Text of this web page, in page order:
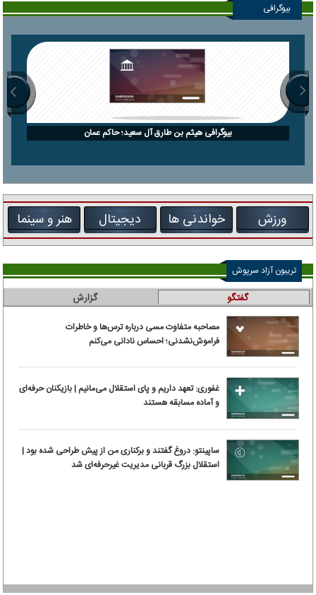
بیوگرافی
بیوگرافی هیثم بن طارق آل سعید؛ حاکم عمان
ورزش خواندنی ها دیجیتال هنر و سینما
تریبون آزاد سرپوش
گفتگو گزارش
مصاحبه متفاوت مسی درباره ترس‌ها و خاطرات
فراموش‌نشدنی؛ احساس نادانی می‌کنم
غفوری: تعهد داریم و پای استقلال می‌مانیم | بازیکنان حرفه‌ای
و آماده مسابقه هستند
ساپینتو: دروغ گفتند و برکناری من از پیش طراحی شده بود |
استقلال بزرگ قربانی مدیریت غیرحرفه‌ای شد